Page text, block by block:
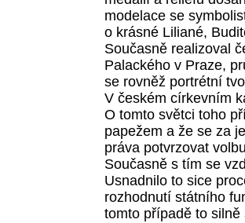
modelace se
o krásné Liliané,
Současně realizoval
Palackého v Praze,
se rovněž portrétní
V českém církevním
O tomto světci toho
papežem a že se za
práva potvrzovat
Současně s tím se
Usnadnilo to sice
rozhodnutí státního
tomto případě to